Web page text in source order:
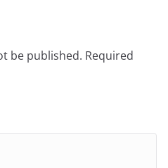
be published. Required